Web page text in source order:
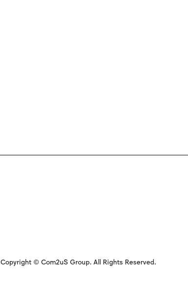
Copyright © Com2uS Group. All Rights Reserved.